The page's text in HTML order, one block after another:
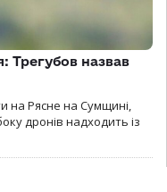
Трегубов назвав
на Рясне на Сумщині,
дронів надходить із